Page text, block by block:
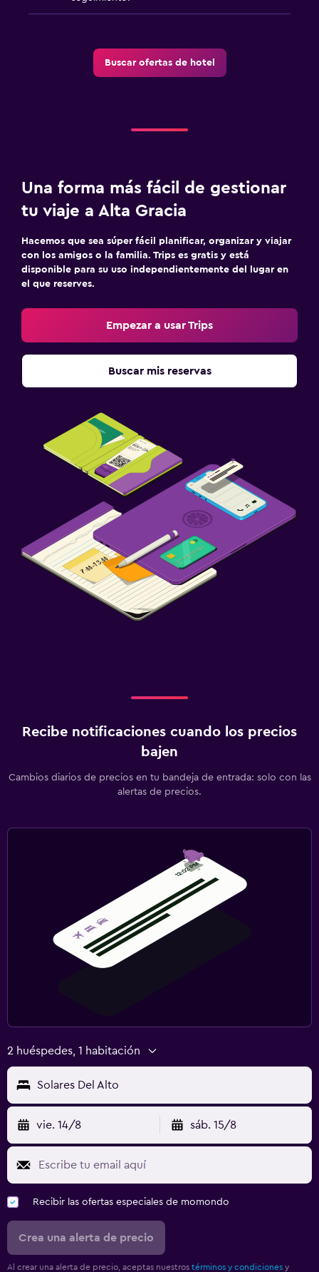
Buscar ofertas de hotel
Una forma más fácil de gestionar
tu viaje a Alta Gracia
Hacemos que sea súper fácil planificar, organizar y viajar
con los amigos o la familia. Trips es gratis y está
disponible para su uso independientemente del lugar en
el que reserves.
Empezar a usar Trips
Buscar mis reservas
Recibe notificaciones cuando los precios
bajen
Cambios diarios de precios en tu bandeja de entrada: solo con las
alertas de precios.
2 huéspedes, 1 habitación
Solares Del Alto
vie. 14/8 sáb. 15/8
Recibir las ofertas especiales de momondo
Crea una alerta de precio
Al crear una alerta de precio, aceptas nuestros términos y condiciones y